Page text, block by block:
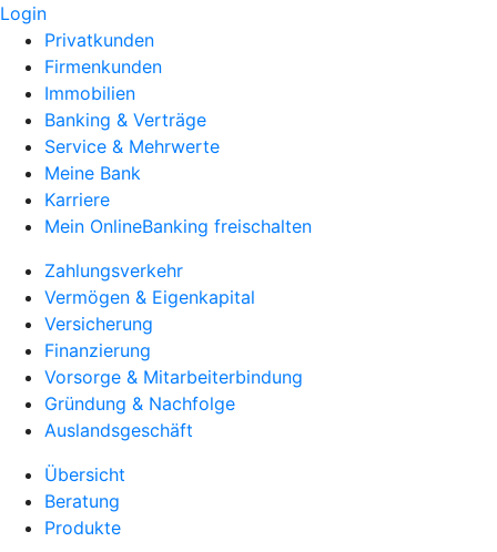
Login
Privatkunden
Firmenkunden
Immobilien
Banking & Verträge
Service & Mehrwerte
Meine Bank
Karriere
Mein OnlineBanking freischalten
Zahlungsverkehr
Vermögen & Eigenkapital
Versicherung
Finanzierung
Vorsorge & Mitarbeiterbindung
Gründung & Nachfolge
Auslandsgeschäft
Übersicht
Beratung
Produkte